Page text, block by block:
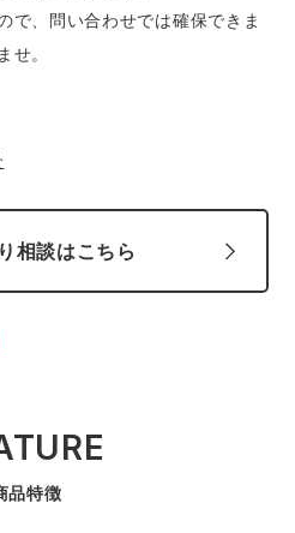
で、問い合わせでは確保できま
せ。
相談はこちら
品特徴